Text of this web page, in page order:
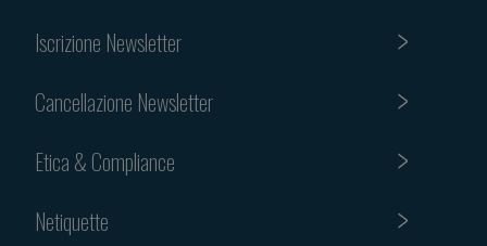
Iscrizione Newsletter
Cancellazione Newsletter
Etica & Compliance
Netiquette